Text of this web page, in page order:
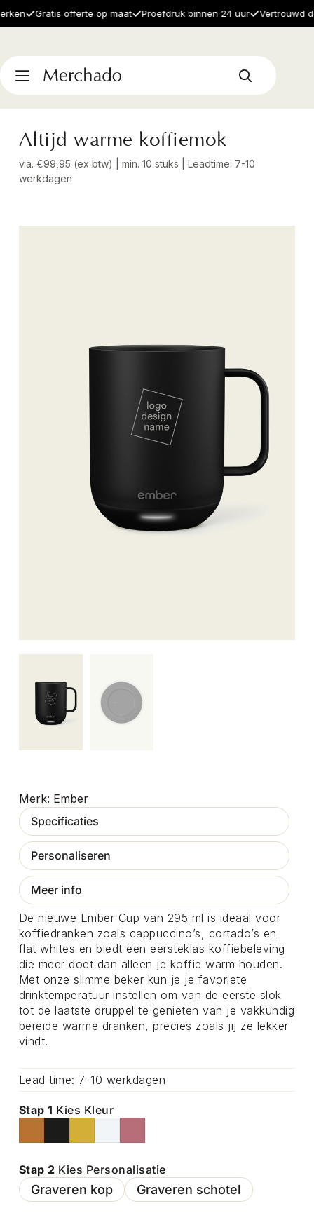
Gratis offerte op maat Proefdruk binnen 24 uur Vertrouwd
Altijd warme koffiemok
v.a. €99,95 (ex btw) | min. 10 stuks | Leadtime: 7-10
werkdagen
Ember
Specificaties
Personaliseren
Meer info
De nieuwe Ember Cup van 295 ml is ideaal voor
koffiedranken zoals cappuccino’s, cortado’s en
flat whites en biedt een eersteklas koffiebeleving
die meer doet dan alleen je koffie warm houden.
Met onze slimme beker kun je je favoriete
drinktemperatuur instellen om van de eerste slok
tot de laatste druppel te genieten van je vakkundig
bereide warme dranken, precies zoals jij ze lekker
vindt.
Lead time: 7-10 werkdagen
Stap 1 Kies Kleur
Stap 2 Kies Personalisatie
Graveren kop Graveren schotel